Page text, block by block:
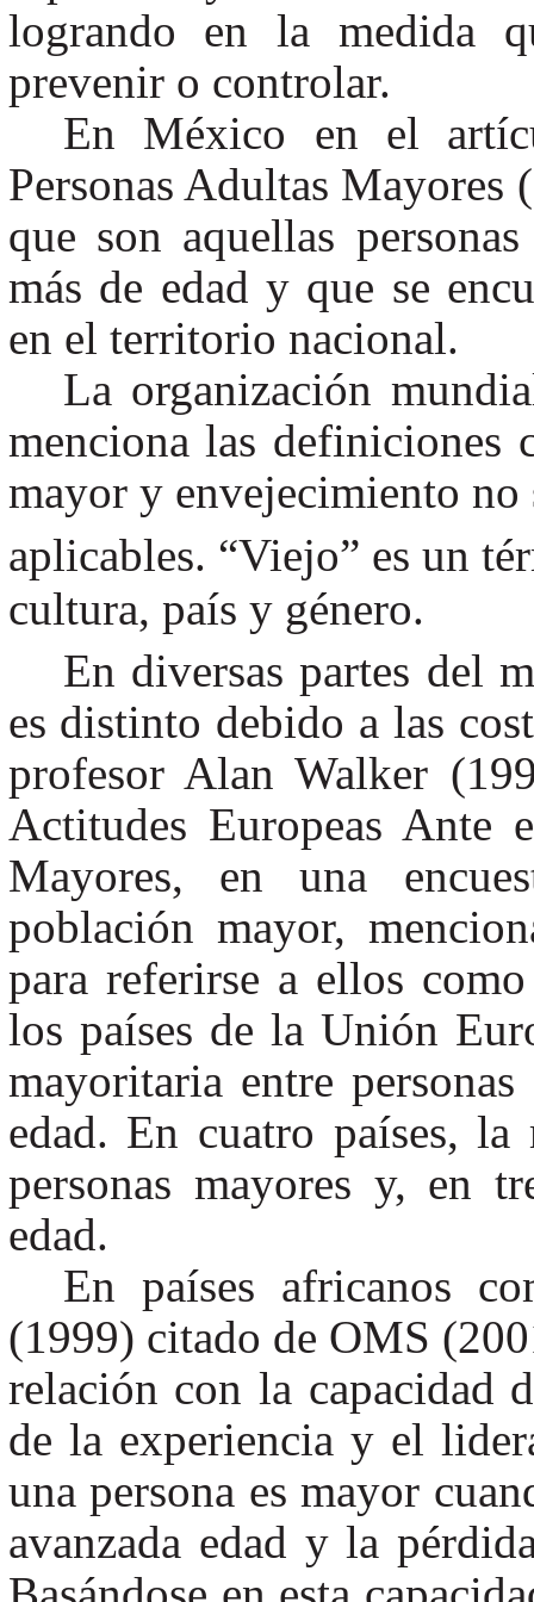
logrando en la medida
prevenir o controlar.
En México en el
Personas Adultas
que son aquellas
más de edad y que se
en el territorio nacional.
La organización
menciona las definiciones
mayor y envejecimiento
aplicables. “Viejo” es un
cultura, país y género.
En diversas partes del
es distinto debido a las
profesor Alan Walker
Actitudes Europeas Ante
Mayores, en una
población mayor,
para referirse a ellos
los países de la Unión
mayoritaria entre
edad. En cuatro países,
personas mayores y, en
edad.
En países africanos
(1999) citado de OMS
relación con la capacidad
de la experiencia y el
una persona es mayor
avanzada edad y la